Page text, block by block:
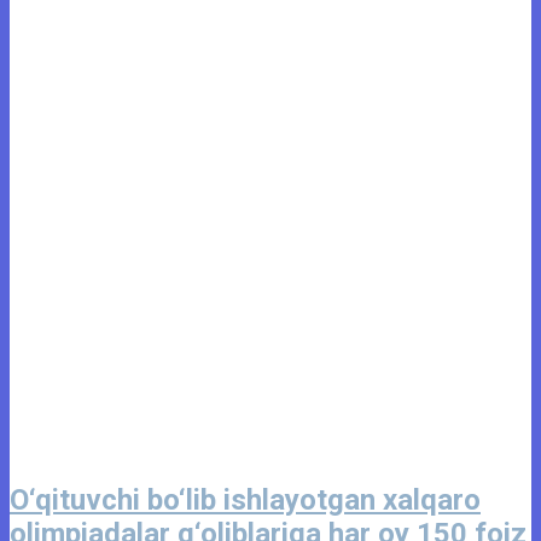
O‘qituvchi bo‘lib ishlayotgan xalqaro
olimpiadalar g‘oliblariga har oy 150 foiz